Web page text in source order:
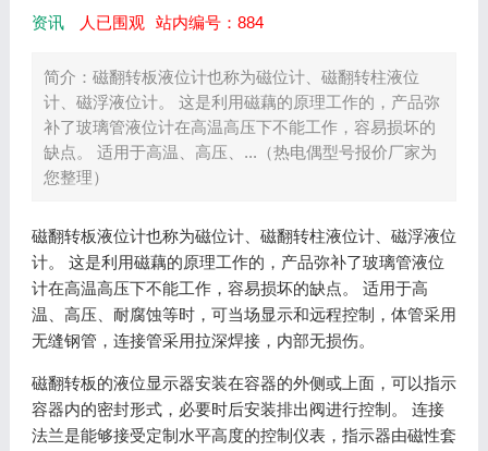
资讯
人已围观 站内编号：884
简介：磁翻转板液位计也称为磁位计、磁翻转柱液位
计、磁浮液位计。 这是利用磁藕的原理工作的，产品弥
补了玻璃管液位计在高温高压下不能工作，容易损坏的
缺点。 适用于高温、高压、...（热电偶型号报价厂家为
您整理）
磁翻转板液位计也称为磁位计、磁翻转柱液位计、磁浮液位
计。 这是利用磁藕的原理工作的，产品弥补了玻璃管液位
计在高温高压下不能工作，容易损坏的缺点。 适用于高
温、高压、耐腐蚀等时，可当场显示和远程控制，体管采用
无缝钢管，连接管采用拉深焊接，内部无损伤。
磁翻转板的液位显示器安装在容器的外侧或上面，可以指示
容器内的密封形式，必要时后安装排出阀进行控制。 连接
法兰是能够接受定制水平高度的控制仪表，指示器由磁性套